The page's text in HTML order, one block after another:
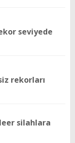
seviyede
rekorları
silahlara